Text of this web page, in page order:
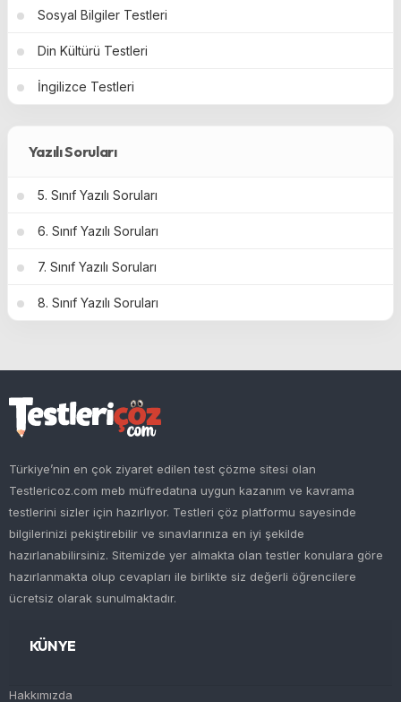
Sosyal Bilgiler Testleri
Din Kültürü Testleri
İngilizce Testleri
Yazılı Soruları
5. Sınıf Yazılı Soruları
6. Sınıf Yazılı Soruları
7. Sınıf Yazılı Soruları
8. Sınıf Yazılı Soruları
Türkiye’nin en çok ziyaret edilen test çözme sitesi olan
Testlericoz.com meb müfredatına uygun kazanım ve kavrama
testlerini sizler için hazırlıyor. Testleri çöz platformu sayesinde
bilgilerinizi pekiştirebilir ve sınavlarınıza en iyi şekilde
hazırlanabilirsiniz. Sitemizde yer almakta olan testler konulara göre
hazırlanmakta olup cevapları ile birlikte siz değerli öğrencilere
ücretsiz olarak sunulmaktadır.
KÜNYE
Hakkımızda